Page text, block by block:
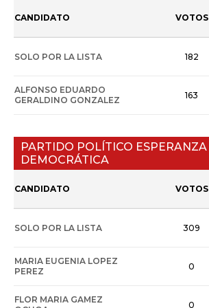
CANDIDATO VOTOS
SOLO POR LA LISTA 182
ALFONSO EDUARDO
GERALDINO GONZALEZ
163
PARTIDO POLÍTICO ESPERANZA
DEMOCRÁTICA
CANDIDATO VOTOS
SOLO POR LA LISTA 309
MARIA EUGENIA LOPEZ
PEREZ
0
FLOR MARIA GAMEZ
0